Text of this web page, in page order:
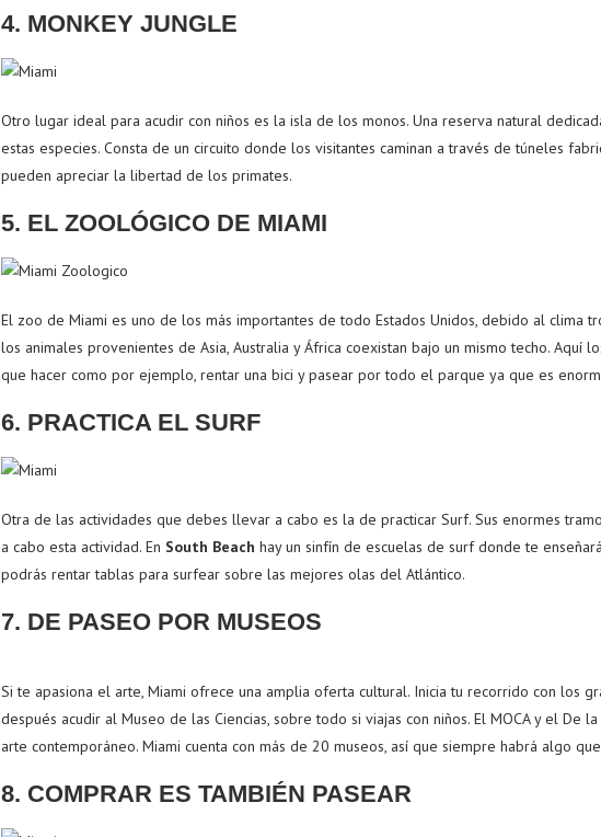
4. MONKEY JUNGLE
Otro lugar ideal para acudir con niños es la isla de los monos. Una reserva natural
estas especies. Consta de un circuito donde los visitantes caminan a través de túneles
pueden apreciar la libertad de los primates.
5. EL ZOOLÓGICO DE MIAMI
El zoo de Miami es uno de los más importantes de todo Estados Unidos, debido al clima
los animales provenientes de Asia, Australia y África coexistan bajo un mismo techo. Aquí
que hacer como por ejemplo, rentar una bici y pasear por todo el parque ya que es
6. PRACTICA EL SURF
Otra de las actividades que debes llevar a cabo es la de practicar Surf. Sus enormes
a cabo esta actividad. En South Beach hay un sinfín de escuelas de surf donde te
podrás rentar tablas para surfear sobre las mejores olas del Atlántico.
7. DE PASEO POR MUSEOS
Si te apasiona el arte, Miami ofrece una amplia oferta cultural. Inicia tu recorrido con los
después acudir al Museo de las Ciencias, sobre todo si viajas con niños. El MOCA y el De
arte contemporáneo. Miami cuenta con más de 20 museos, así que siempre habrá algo
8. COMPRAR ES TAMBIÉN PASEAR